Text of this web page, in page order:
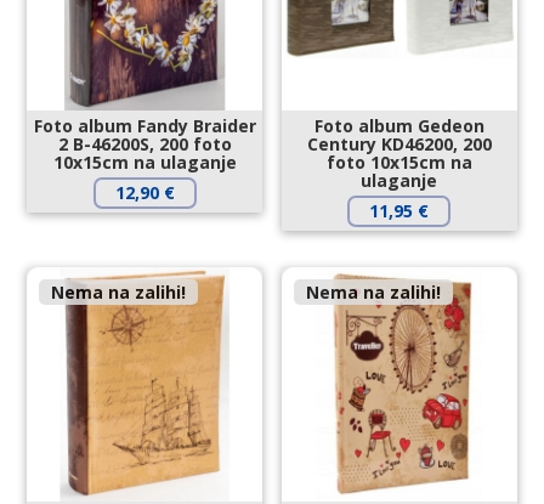
Foto album Fandy Braider
2 B-46200S, 200 foto
10x15cm na ulaganje
12,90 €
Foto album Gedeon
Century KD46200, 200
foto 10x15cm na
ulaganje
11,95 €
Nema na zalihi! Nema na zalihi!